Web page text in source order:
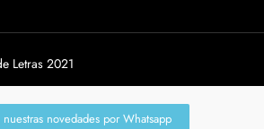
Letras 2021
nuestras novedades por Whatsapp